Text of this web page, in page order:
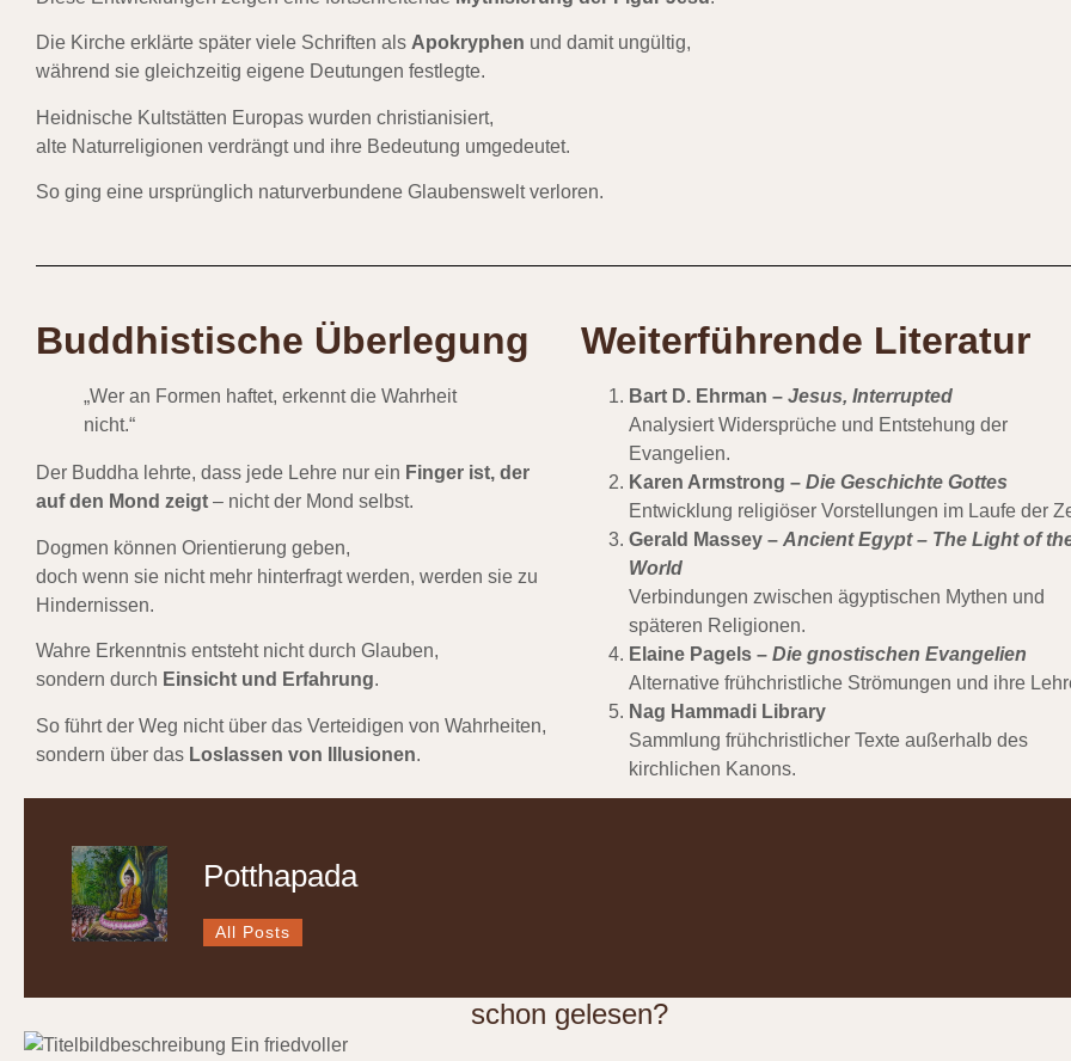
Die Kirche erklärte später viele Schriften als Apokryphen und damit ungültig,
während sie gleichzeitig eigene Deutungen festlegte.
Heidnische Kultstätten Europas wurden christianisiert,
alte Naturreligionen verdrängt und ihre Bedeutung umgedeutet.
So ging eine ursprünglich naturverbundene Glaubenswelt verloren.
Buddhistische Überlegung
„Wer an Formen haftet, erkennt die Wahrheit
nicht.“
Der Buddha lehrte, dass jede Lehre nur ein Finger ist, der
auf den Mond zeigt – nicht der Mond selbst.
Dogmen können Orientierung geben,
doch wenn sie nicht mehr hinterfragt werden, werden sie zu
Hindernissen.
Wahre Erkenntnis entsteht nicht durch Glauben,
sondern durch Einsicht und Erfahrung.
So führt der Weg nicht über das Verteidigen von Wahrheiten,
sondern über das Loslassen von Illusionen.
Weiterführende Literatur
Bart D. Ehrman –Jesus, Interrupted
Analysiert Widersprüche und Entstehung der
Evangelien.
Karen Armstrong –Die Geschichte Gottes
Entwicklung religiöser Vorstellungen im Laufe der
Gerald Massey –Ancient Egypt – The Light of
World
Verbindungen zwischen ägyptischen Mythen und
späteren Religionen.
Elaine Pagels –Die gnostischen Evangelien
Alternative frühchristliche Strömungen und ihre
Nag Hammadi Library
Sammlung frühchristlicher Texte außerhalb des
kirchlichen Kanons.
Potthapada
All Posts
schon gelesen?